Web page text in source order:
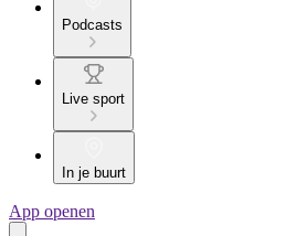
Podcasts
Live sport
In je buurt
App openen